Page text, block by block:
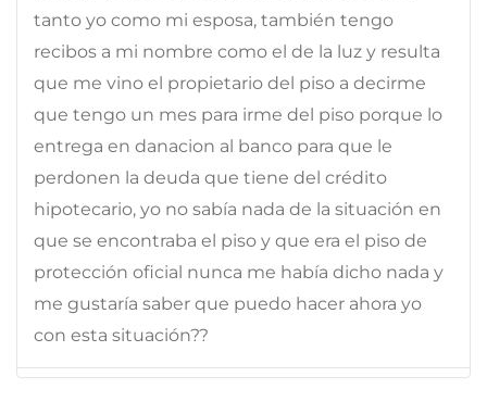
tanto yo como mi esposa, también tengo
recibos a mi nombre como el de la luz y resulta
que me vino el propietario del piso a decirme
que tengo un mes para irme del piso porque lo
entrega en danacion al banco para que le
perdonen la deuda que tiene del crédito
hipotecario, yo no sabía nada de la situación en
que se encontraba el piso y que era el piso de
protección oficial nunca me había dicho nada y
me gustaría saber que puedo hacer ahora yo
con esta situación??